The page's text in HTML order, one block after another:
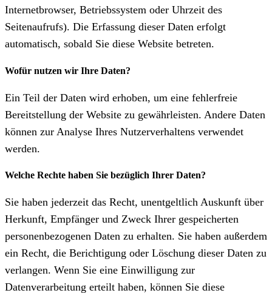
Internetbrowser, Betriebssystem oder Uhrzeit des
Seitenaufrufs). Die Erfassung dieser Daten erfolgt
automatisch, sobald Sie diese Website betreten.
Wofür nutzen wir Ihre Daten?
Ein Teil der Daten wird erhoben, um eine fehlerfreie
Bereitstellung der Website zu gewährleisten. Andere Daten
können zur Analyse Ihres Nutzerverhaltens verwendet
werden.
Welche Rechte haben Sie bezüglich Ihrer Daten?
Sie haben jederzeit das Recht, unentgeltlich Auskunft über
Herkunft, Empfänger und Zweck Ihrer gespeicherten
personenbezogenen Daten zu erhalten. Sie haben außerdem
ein Recht, die Berichtigung oder Löschung dieser Daten zu
verlangen. Wenn Sie eine Einwilligung zur
Datenverarbeitung erteilt haben, können Sie diese